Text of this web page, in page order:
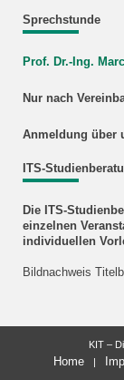
Sprechstunde
Prof. Dr.-Ing.
Nur nach
Anmeldung über
ITS-
Die ITS-
einzelnen
individuellen
Bildnachweis
KIT –
Home